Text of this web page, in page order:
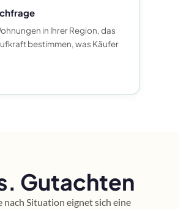
in Ihrer Region, das
bestimmen, was Käufer
Gutachten
Situation eignet sich eine